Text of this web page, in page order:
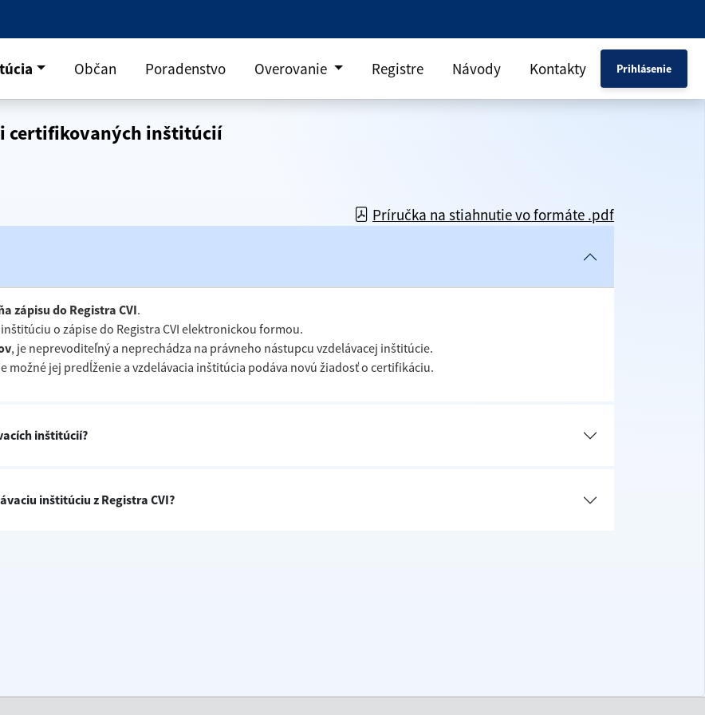
Občan Poradenstvo Overovanie Registre Návody Kontakty Prihlásenie
certifikovaných inštitúcií
Príručka na stiahnutie vo formáte .pdf
zápisu do Registra CVI.
o zápise do Registra CVI elektronickou formou.
, je neprevoditeľný a neprechádza na právneho nástupcu vzdelávacej inštitúcie.
možné jej predĺženie a vzdelávacia inštitúcia podáva novú žiadosť o certifikáciu.
inštitúcií?
inštitúciu z Registra CVI?